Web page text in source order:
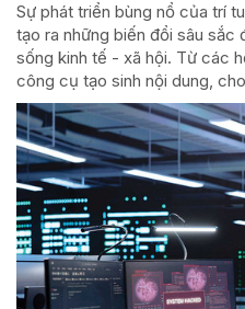
Sự phát triển bùng nổ của trí
tạo ra những biến đổi sâu sắc
sống kinh tế - xã hội. Từ các
công cụ tạo sinh nội dung,